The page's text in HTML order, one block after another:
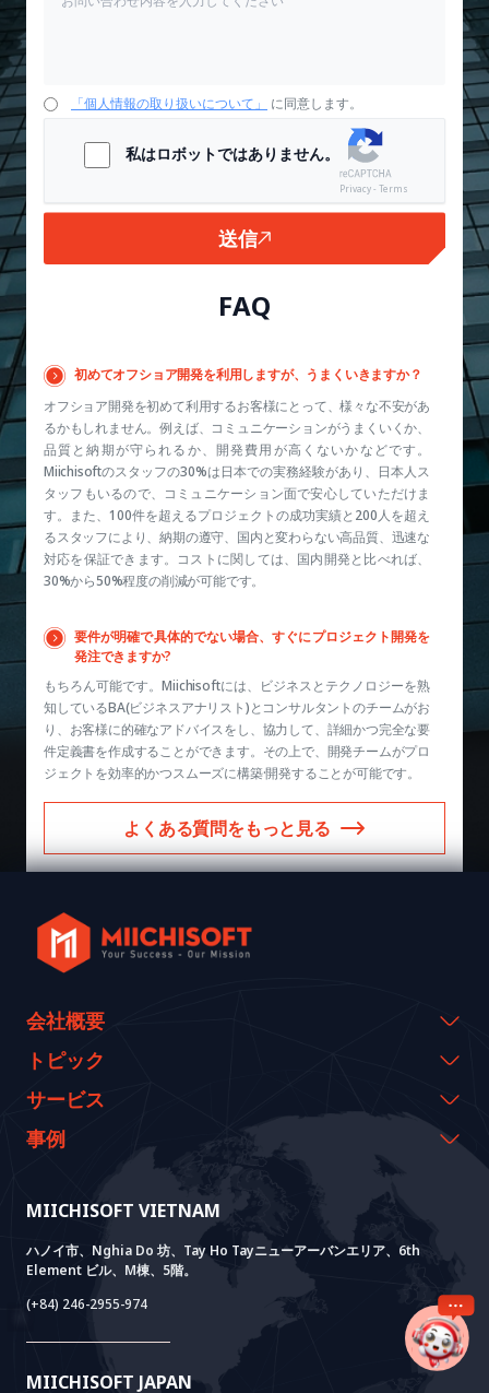
「個人情報の取り扱いについて」 に同意します。
私はロボットではありません。
Privacy - Terms
送信
FAQ
初めてオフショア開発を利用しますが、うまくいきますか？
オフショア開発を初めて利用するお客様にとって、様々な不安があ
るかもしれません。例えば、コミュニケーションがうまくいくか、
品質と納期が守られるか、開発費用が高くないかなどです。
Miichisoftのスタッフの30%は日本での実務経験があり、日本人ス
タッフもいるので、コミュニケーション面で安心していただけま
す。また、100件を超えるプロジェクトの成功実績と200人を超え
るスタッフにより、納期の遵守、国内と変わらない高品質、迅速な
対応を保証できます。コストに関しては、国内開発と比べれば、
30%から50%程度の削減が可能です。
要件が明確で具体的でない場合、すぐにプロジェクト開発を
発注できますか?
もちろん可能です。Miichisoftには、ビジネスとテクノロジーを熟
知しているBA(ビジネスアナリスト)とコンサルタントのチームがお
り、お客様に的確なアドバイスをし、協力して、詳細かつ完全な要
件定義書を作成することができます。その上で、開発チームがプロ
ジェクトを効率的かつスムーズに構築·開発することが可能です。
よくある質問をもっと見る
MIICHISOFT VIETNAM
ハノイ市、Nghia Do 坊、Tay Ho Tayニューアーバンエリア、6th
Element ビル、M棟、5階。
(+84) 246-2955-974
MIICHISOFT JAPAN
会社概要
会社概要
代表のメッセージ
沿革
価値観
トピック
イベント & ウェビナー
資料室
ニュース
FAQ
サービス
AI CO-CREATION
AI PoC開発
Core Lab
System Lab
Power Lab
Cloud Lab
AI+ SOLUTIONS
AI+ Products
Meet AI+
AI+ Package
RAG Package
VIETNAM BRIDGE
BOTモデル
法人設立支援
事例
実績
お客様の声